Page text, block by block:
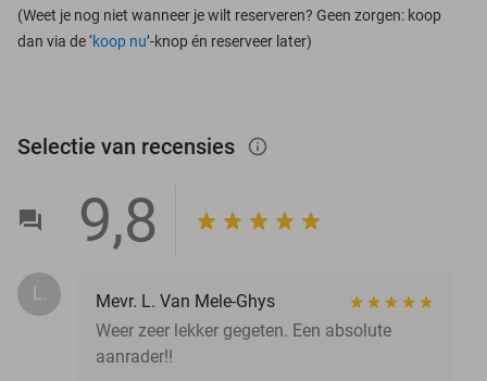
(Weet je nog niet wanneer je wilt reserveren? Geen zorgen: koop
dan via de ‘koop nu’-knop én reserveer later)
Selectie van recensies info_outlined
9,8
L.
Mevr. L. Van Mele-Ghys
Weer zeer lekker gegeten. Een absolute
aanrader!!